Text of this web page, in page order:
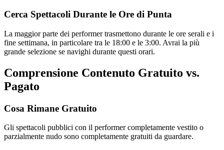
Cerca Spettacoli Durante le Ore di Punta
La maggior parte dei performer trasmettono durante le ore serali e i
fine settimana, in particolare tra le 18:00 e le 3:00. Avrai la più
grande selezione se navighi durante questi orari.
Comprensione Contenuto Gratuito vs.
Pagato
Cosa Rimane Gratuito
Gli spettacoli pubblici con il performer completamente vestito o
parzialmente nudo sono completamente gratuiti da guardare.